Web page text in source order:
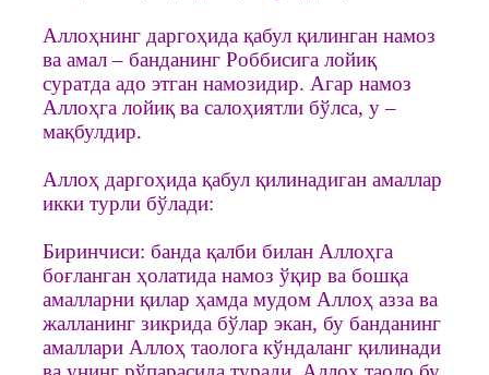
Аллоҳнинг даргоҳида қабул қилинган намоз
ва амал – банданинг Роббисига лойиқ
суратда адо этган намозидир. Агар намоз
Аллоҳга лойиқ ва салоҳиятли бўлса, у –
мақбулдир.
Аллоҳ даргоҳида қабул қилинадиган амаллар
икки турли бўлади:
Биринчиси: банда қалби билан Аллоҳга
боғланган ҳолатида намоз ўқир ва бошқа
амалларни қилар ҳамда мудом Аллоҳ азза ва
жалланинг зикрида бўлар экан, бу банданинг
амаллари Аллоҳ таолога кўндаланг қилинади